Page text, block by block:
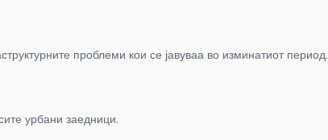
проблеми кои се јавуваа во изминатиот период.
урбани заедници.